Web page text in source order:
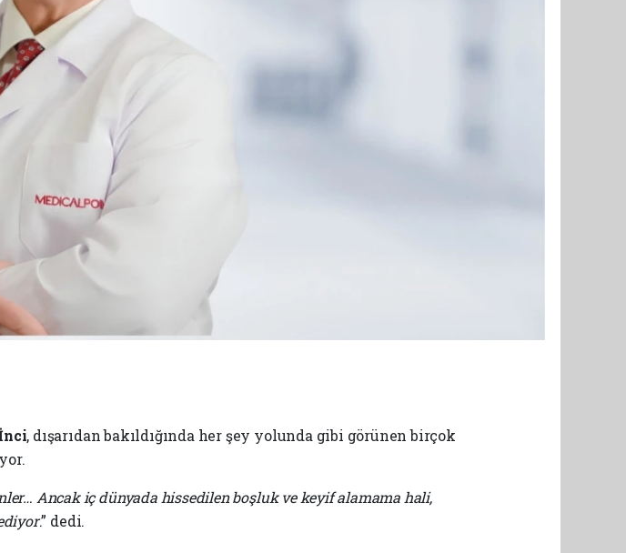
, dışarıdan bakıldığında her şey yolunda gibi görünen birçok
Ancak iç dünyada hissedilen boşluk ve keyif alamama hali,
.” dedi.